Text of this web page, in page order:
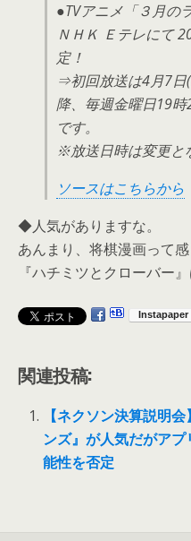
●TVアニメ「３月の
ＮＨＫ Ｅテレにて
定！
⇒初回放送は4月7日
降、毎週金曜日19
です。
※放送日時は変更と
ソースはこちらから
◆人気がありますな。
あんまり、将棋漫画って感
『ハチミツとクローバー』
関連投稿:
【ネクソン決算説明
ンズ』が人気だがア
能性を否定